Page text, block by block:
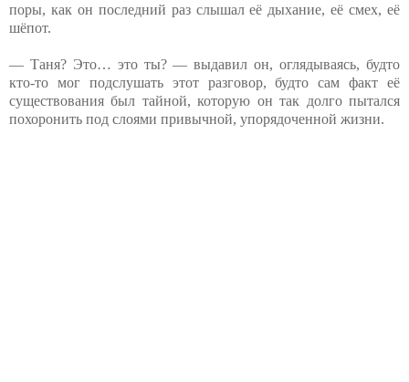
поры, как он последний раз слышал её дыхание, её смех, её
шёпот.
— Таня? Это… это ты? — выдавил он, оглядываясь, будто
кто-то мог подслушать этот разговор, будто сам факт её
существования был тайной, которую он так долго пытался
похоронить под слоями привычной, упорядоченной жизни.